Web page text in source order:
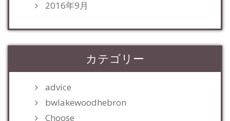
2016年9月
カテゴリー
advice
bwlakewoodhebron
Choose